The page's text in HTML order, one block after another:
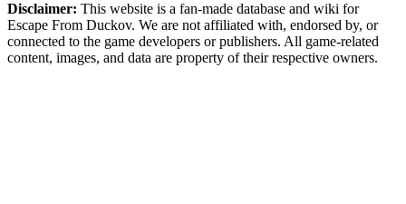
Disclaimer: This website is a fan-made database and wiki for
Escape From Duckov. We are not affiliated with, endorsed by, or
connected to the game developers or publishers. All game-related
content, images, and data are property of their respective owners.